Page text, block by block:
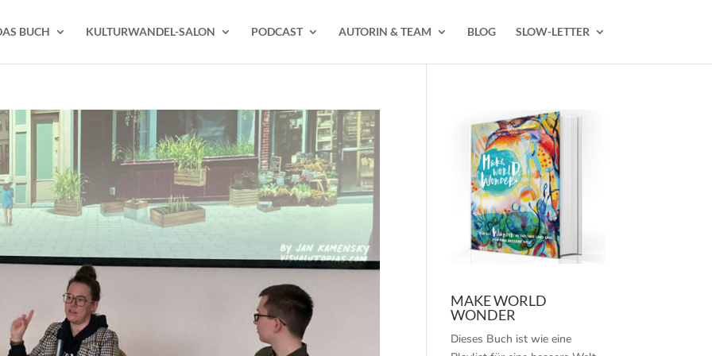
BUCH KULTURWANDEL-SALON PODCAST AUTORIN & TEAM BLOG SLOW-LETTER
MAKE WORLD
WONDER
Dieses Buch ist wie eine